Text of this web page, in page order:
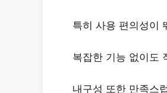
특히 사용 편의성이
복잡한 기능 없이도
내구성 또한 만족스